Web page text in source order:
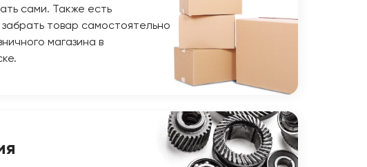
сами. Также есть
товар самостоятельно
магазина в